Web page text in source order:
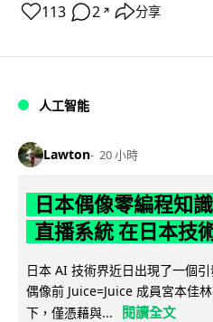
113 2 ↗ 分享
人工智能
Lawton 20 小時
日本偶像零編程知
直播系統 在日本技
日本 AI 技術界近日出現了一個
偶像前 Juice=Juice 成員宮本佳
下，僅憑藉與...
閱讀全文